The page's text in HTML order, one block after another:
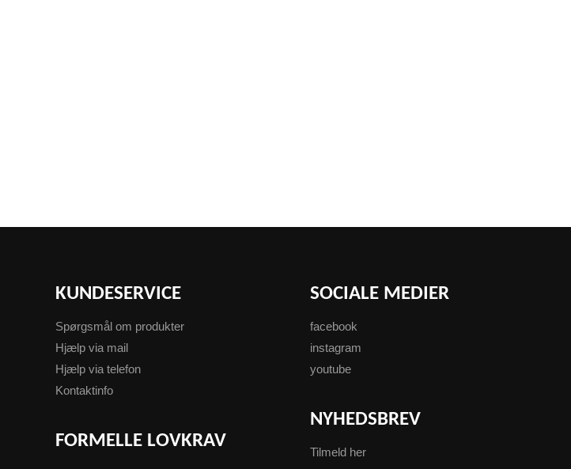
KUNDESERVICE
Spørgsmål om produkter
Hjælp via mail
Hjælp via telefon
Kontaktinfo
FORMELLE LOVKRAV
SOCIALE MEDIER
facebook
instagram
youtube
NYHEDSBREV
Tilmeld her